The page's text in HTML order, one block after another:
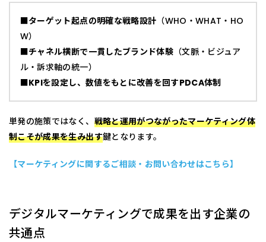
■ターゲット起点の明確な戦略設計 （WHO・WHAT・HO
W）
■チャネル横断で一貫したブランド体験 （文脈・ビジュア
ル・訴求軸の統一）
■KPIを設定し、数値をもとに改善を回すPDCA体制
単発の施策ではなく、 戦略と運用がつながったマーケティング体
制こそが成果を生み出す鍵となります。
【マーケティングに関するご相談・お問い合わせはこちら】
デジタルマーケティングで成果を出す企業の
共通点